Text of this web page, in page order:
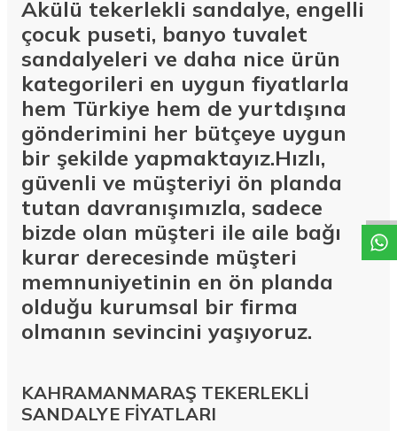
Akülü tekerlekli sandalye, engelli
çocuk puseti, banyo tuvalet
sandalyeleri ve daha nice ürün
kategorileri en uygun fiyatlarla
hem Türkiye hem de yurtdışına
gönderimini her bütçeye uygun
bir şekilde yapmaktayız.Hızlı,
güvenli ve müşteriyi ön planda
tutan davranışımızla, sadece
bizde olan müşteri ile aile bağı
kurar derecesinde müşteri
memnuniyetinin en ön planda
olduğu kurumsal bir firma
olmanın sevincini yaşıyoruz.
KAHRAMANMARAŞ TEKERLEKLİ
SANDALYE FİYATLARI